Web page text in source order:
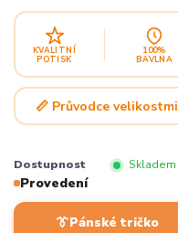
KVALITNÍ
POTISK
100%
BAVLNA
📏 Průvodce velikostmi
Dostupnost Skladem
Provedení
👔Pánské tričko